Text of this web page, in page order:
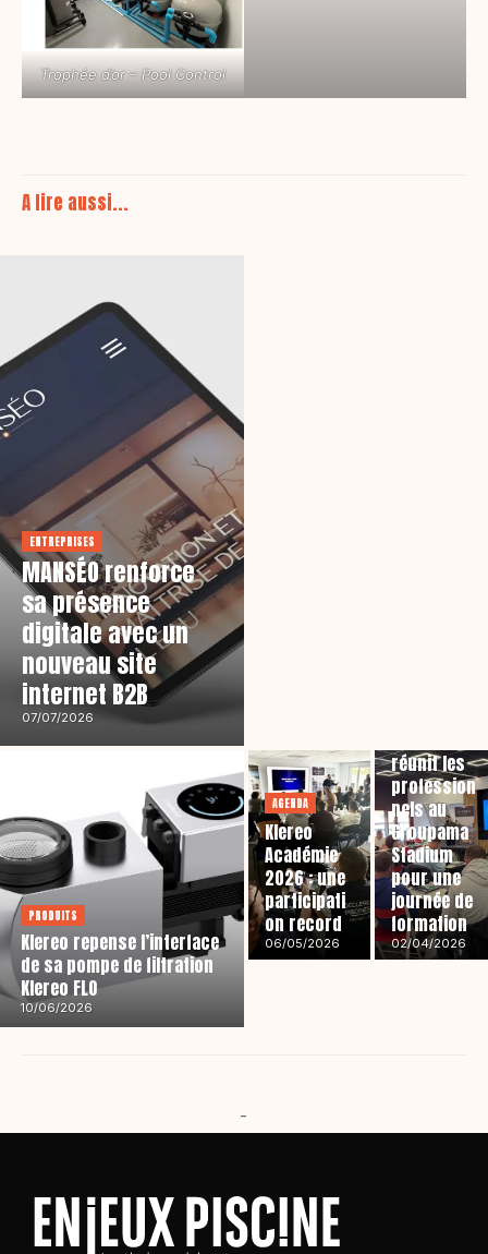
Trophée d’or – Pool Control
A lire aussi...
ENTREPRISES
MANSÉO renforce
sa présence
digitale avec un
nouveau site
internet B2B
07/07/2026
PRODUITS
Klereo repense l’interface
de sa pompe de filtration
Klereo FLO
10/06/2026
AGENDA
Klereo
Académie
2026 : une
participati
on record
06/05/2026
réunit les
profession
nels au
Groupama
Stadium
pour une
journée de
formation
02/04/2026
-